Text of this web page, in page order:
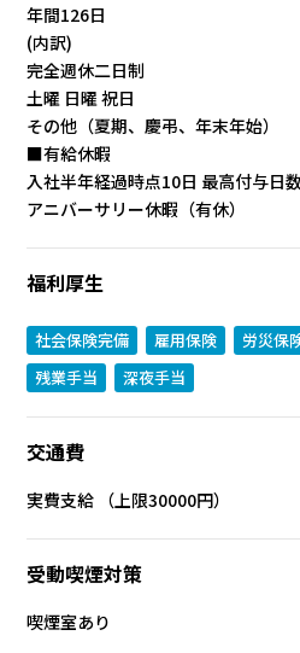
年間126日
(内訳)
完全週休二日制
土曜 日曜 祝日
その他（夏期、慶弔、年末年始）
■有給休暇
入社半年経過時点10日 最高付与日
アニバーサリー休暇（有休）
福利厚生
社会保険完備 雇用保険 労災保
残業手当
深夜手当
交通費
実費支給 （上限30000円）
受動喫煙対策
喫煙室あり